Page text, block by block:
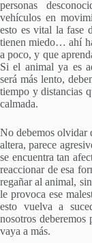
personas
vehículos en
esto es vital la fase
tienen miedo… ahí
a poco, y que
Si el animal ya es
será más lento,
tiempo y distancias
calmada.
No debemos olvidar
altera, parece
se encuentra tan
reaccionar de esa
regañar al animal,
le provoca ese
esto vuelva a
nosotros
vaya a más.